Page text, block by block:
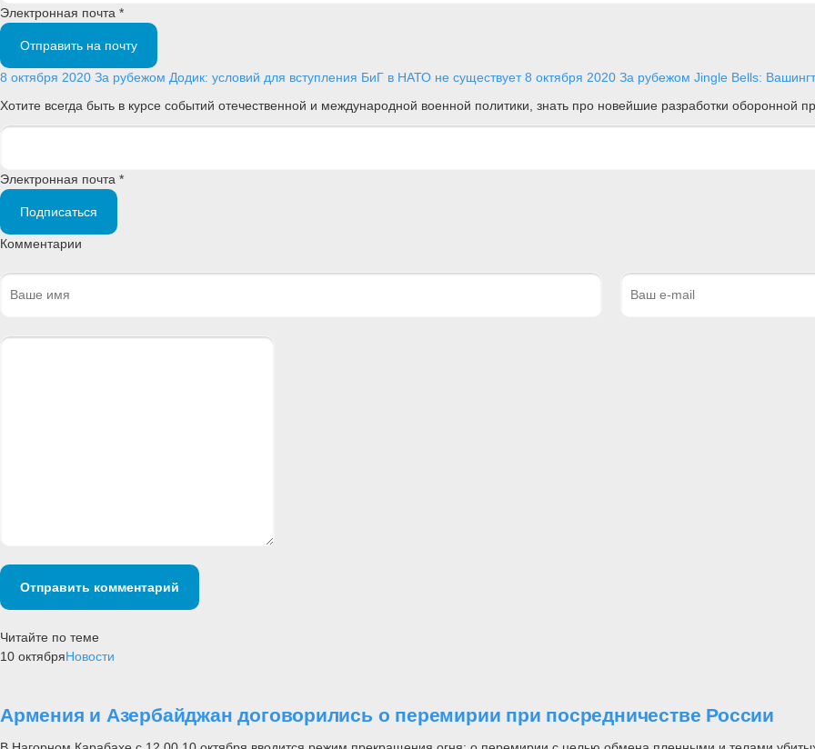
Электронная почта *
Отправить на почту
8 октября 2020 За рубежом Додик: условий для вступления БиГ в НАТО не существует8 октября 2020 За рубежом Jingle Bells:
Хотите всегда быть в курсе событий отечественной и международной военной политики, знать про новейшие разработки
Электронная почта *
Подписаться
Комментарии
Отправить комментарий
Читайте по теме
10 октябряНовости
Армения и Азербайджан договорились о перемирии при посредничестве России